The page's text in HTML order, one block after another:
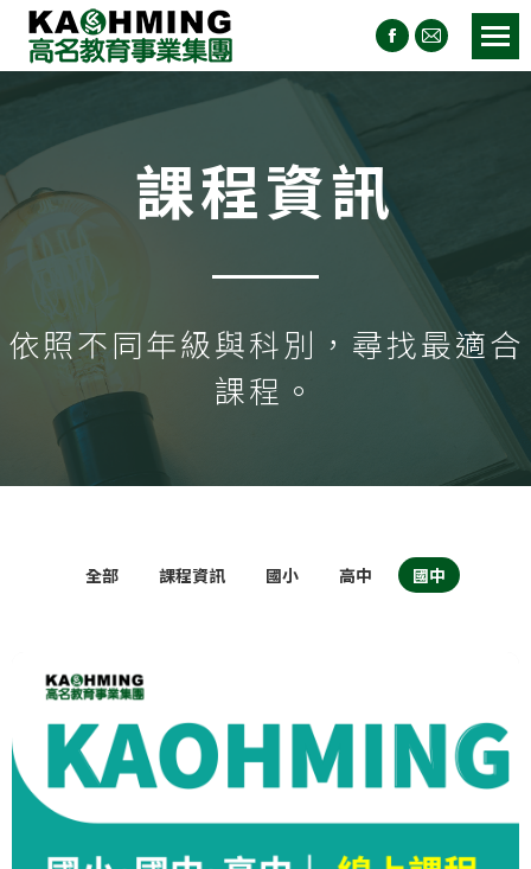
課程資訊
依照不同年級與科別，尋找最適合
課程。
全部 課程資訊 國小 高中 國中